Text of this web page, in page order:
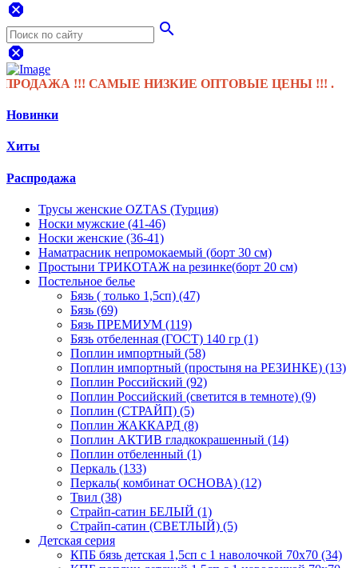
dangerous
search
dangerous
!!! САМЫЕ НИЗКИЕ ОПТОВЫЕ ЦЕНЫ !!! .
Новинки
Хиты
Распродажа
Трусы женские OZTAS (Турция)
Носки мужские (41-46)
Носки женские (36-41)
Наматрасник непромокаемый (борт 30 см)
Простыни ТРИКОТАЖ на резинке(борт 20 см)
Постельное белье
Бязь ( только 1,5сп) (47)
Бязь (69)
Бязь ПРЕМИУМ (119)
Бязь отбеленная (ГОСТ) 140 гр (1)
Поплин импортный (58)
Поплин импортный (простыня на РЕЗИНКЕ) (13)
Поплин Российский (92)
Поплин Российский (светится в темноте) (9)
Поплин (СТРАЙП) (5)
Поплин ЖАККАРД (8)
Поплин АКТИВ гладкокрашенный (14)
Поплин отбеленный (1)
Перкаль (133)
Перкаль( комбинат ОСНОВА) (12)
Твил (38)
Страйп-сатин БЕЛЫЙ (1)
Страйп-сатин (СВЕТЛЫЙ) (5)
Детская серия
КПБ бязь детская 1,5сп с 1 наволочкой 70х70 (34)